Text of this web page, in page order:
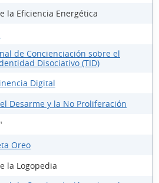
la Eficiencia Energética
de Concienciación sobre el
Disociativo (TID)
Digital
Desarme y la No Proliferación
Oreo
la Logopedia